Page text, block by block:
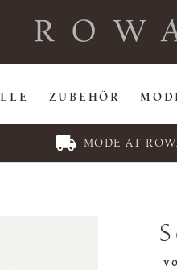
ZUBEHÖR
MODE AT